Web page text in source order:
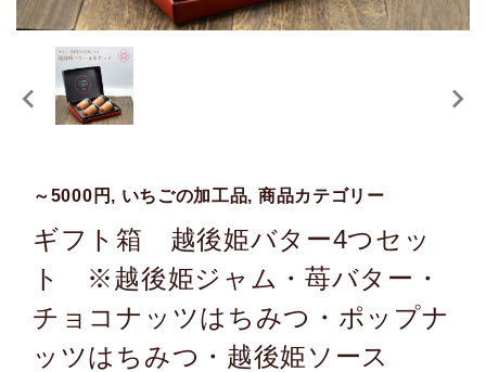
～5000円, いちごの加工品, 商品カテゴリー
ギフト箱 越後姫バター4つセッ
ト ※越後姫ジャム・苺バター・
チョコナッツはちみつ・ポップナ
ッツはちみつ・越後姫ソース